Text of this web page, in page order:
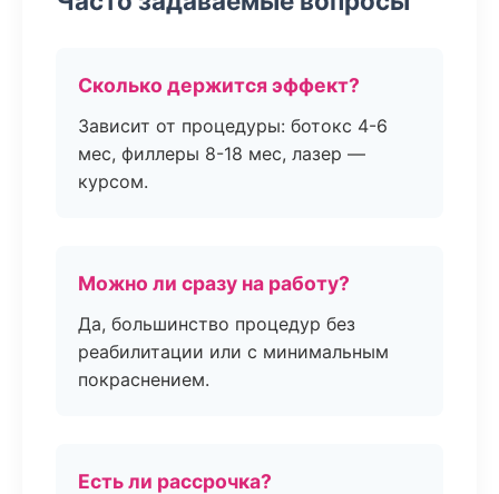
Сколько держится эффект?
Зависит от процедуры: ботокс 4-6
мес, филлеры 8-18 мес, лазер —
курсом.
Можно ли сразу на работу?
Да, большинство процедур без
реабилитации или с минимальным
покраснением.
Есть ли рассрочка?